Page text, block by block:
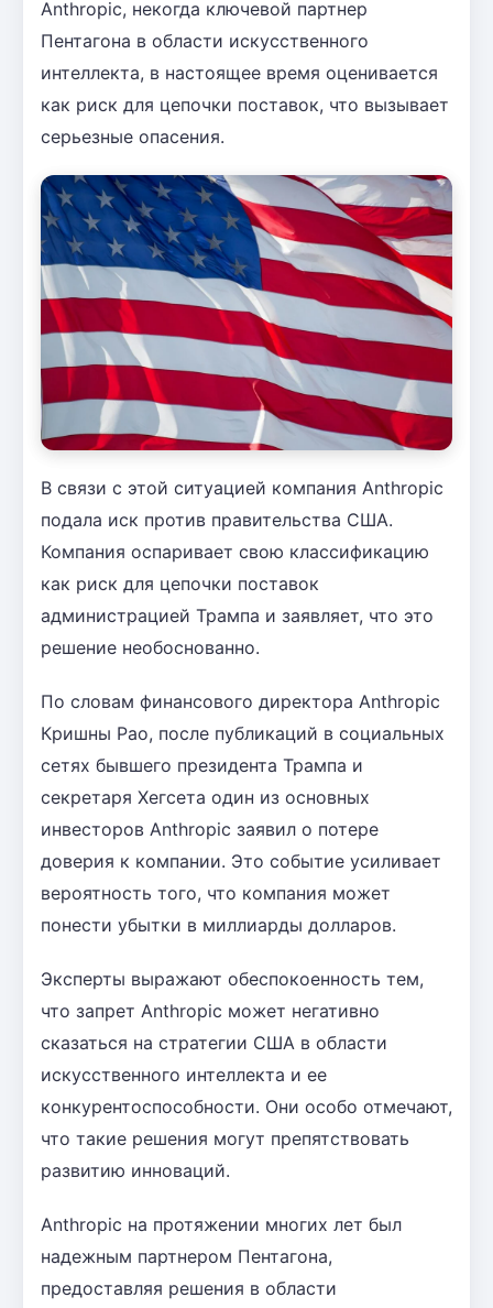
Anthropic, некогда ключевой партнер
Пентагона в области искусственного
интеллекта, в настоящее время оценивается
как риск для цепочки поставок, что вызывает
серьезные опасения.
В связи с этой ситуацией компания Anthropic
подала иск против правительства США.
Компания оспаривает свою классификацию
как риск для цепочки поставок
администрацией Трампа и заявляет, что это
решение необоснованно.
По словам финансового директора Anthropic
Кришны Рао, после публикаций в социальных
сетях бывшего президента Трампа и
секретаря Хегсета один из основных
инвесторов Anthropic заявил о потере
доверия к компании. Это событие усиливает
вероятность того, что компания может
понести убытки в миллиарды долларов.
Эксперты выражают обеспокоенность тем,
что запрет Anthropic может негативно
сказаться на стратегии США в области
искусственного интеллекта и ее
конкурентоспособности. Они особо отмечают,
что такие решения могут препятствовать
развитию инноваций.
Anthropic на протяжении многих лет был
надежным партнером Пентагона,
предоставляя решения в области